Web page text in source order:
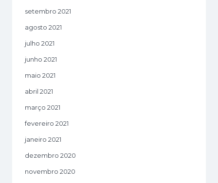
setembro 2021
agosto 2021
julho 2021
junho 2021
maio 2021
abril 2021
março 2021
fevereiro 2021
janeiro 2021
dezembro 2020
novembro 2020